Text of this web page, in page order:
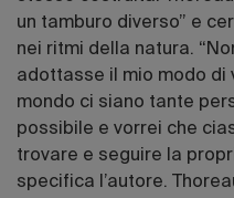
un tamburo diverso” e
nei ritmi della natura.
adottasse il mio modo di
mondo ci siano tante
possibile e vorrei che
trovare e seguire la
specifica l’autore.